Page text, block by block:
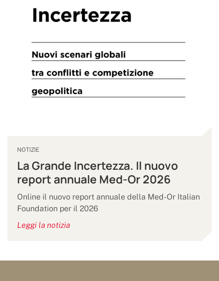
NOTIZIE
La Grande Incertezza. Il nuovo
report annuale Med-Or 2026
Online il nuovo report annuale della Med-Or Italian
Foundation per il 2026
Leggi la notizia